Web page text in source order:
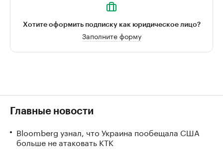
Хотите оформить подписку как юридическое лицо?
Заполните форму
Главные новости
Bloomberg узнал, что Украина пообещала США
больше не атаковать КТК